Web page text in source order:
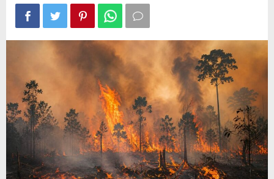
Diperpanjang
hingga
20
Juni
2026